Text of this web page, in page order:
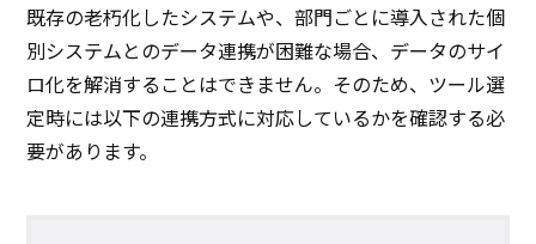
既存の老朽化したシステムや、部門ごとに導入された個
別システムとのデータ連携が困難な場合、データのサイ
ロ化を解消することはできません。そのため、ツール選
定時には以下の連携方式に対応しているかを確認する必
要があります。